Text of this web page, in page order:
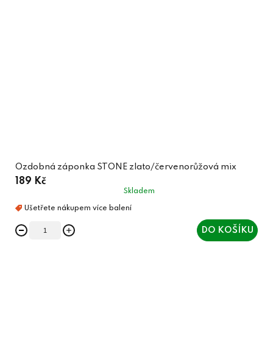
Ozdobná záponka STONE zlato/červenorůžová mix
189 Kč
Skladem
DO KOŠÍKU